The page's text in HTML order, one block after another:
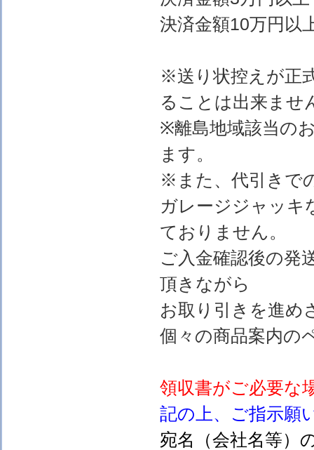
決済金額10万円以
※送り状控えが正
ることは出来ませ
※離島地域該当の
ます。
※また、代引きで
ガレージジャッキ
ておりません。
ご入金確認後の発
頂きながら
お取り引きを進め
個々の商品案内の
領収書がご必要な
記の上、ご指示願
宛名（会社名等）